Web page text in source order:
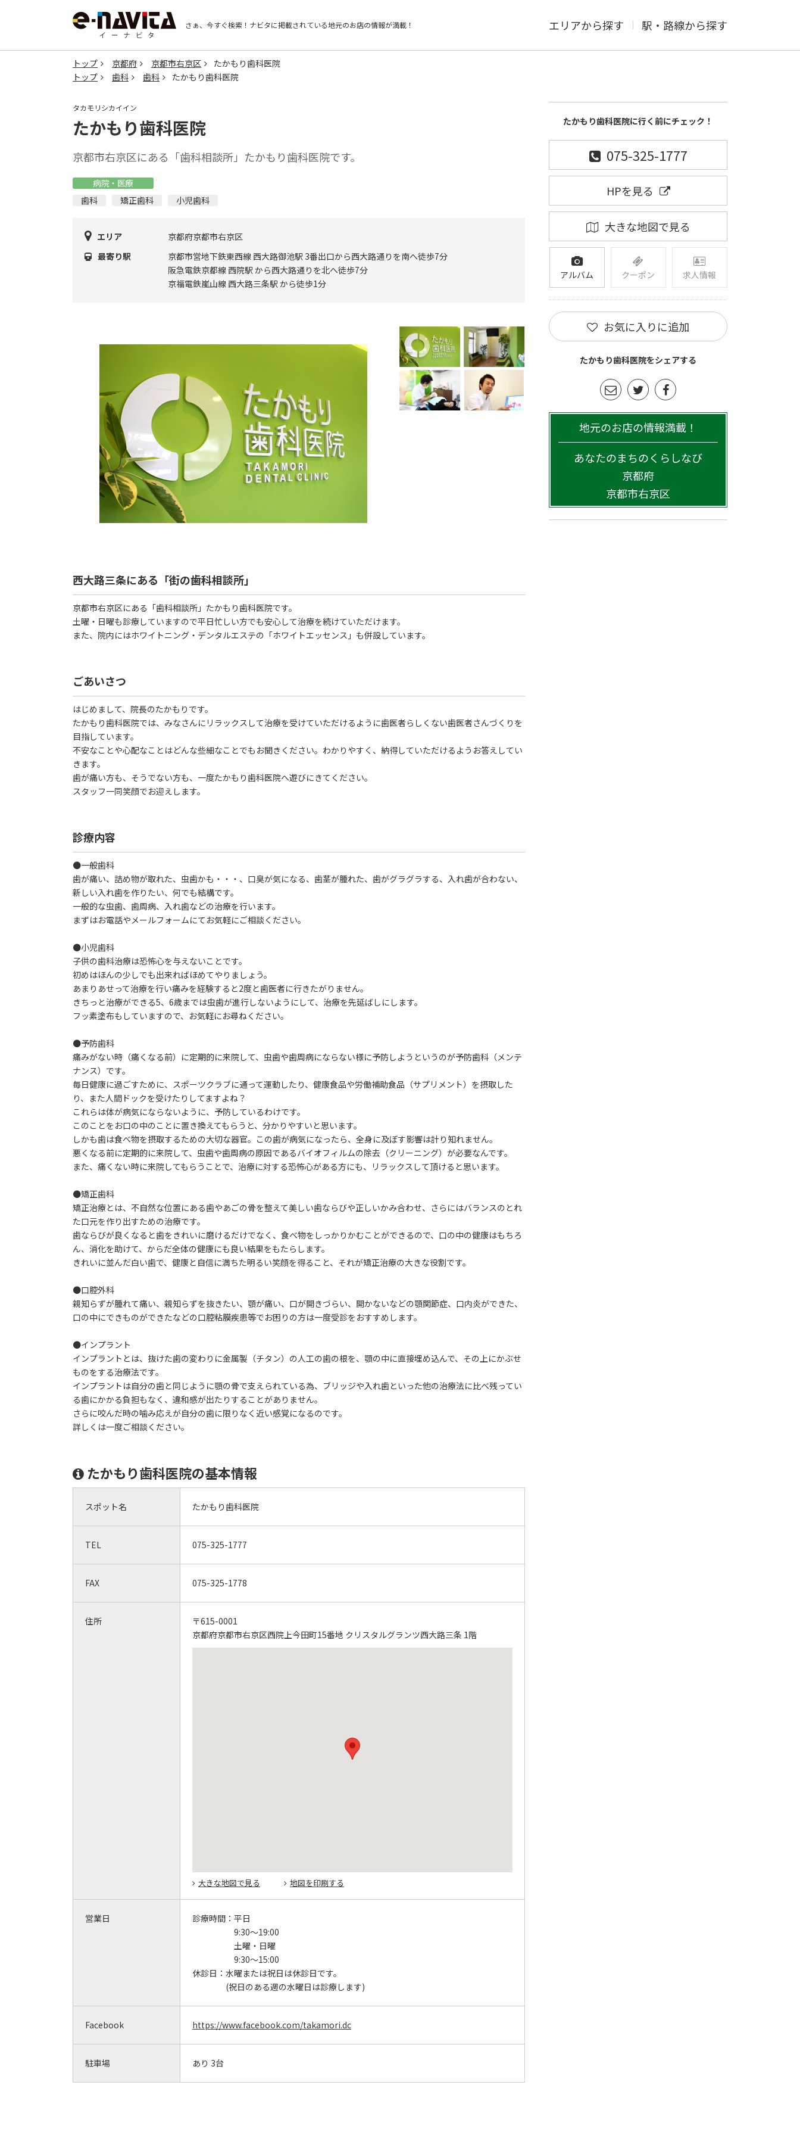
さぁ、今すぐ検索！ ナビタに掲載されている地元のお店の情報が満載！ エリアから探す 駅・路線から探す
トップ 京都府 京都市右京区
たかもり歯科医院
トップ
歯科 歯科 たかもり歯科医院
タカモリシカイイン
たかもり歯科医院
京都市右京区にある「歯科相談所」たかもり歯科医院です。
病院・医療
歯科
矯正歯科 小児歯科
エリア
京都府京都市右京区
最寄り駅
京都市営地下鉄東西線 西大路御池駅 3番出口から西大路通りを南へ徒歩7分
阪急電鉄京都線 西院駅 から西大路通りを北へ徒歩7分
京福電鉄嵐山線 西大路三条駅 から徒歩1分
西大路三条にある「街の歯科相談所」
京都市右京区にある「歯科相談所」たかもり歯科医院です。
土曜・日曜も診療していますので平日忙しい方でも安心して治療を続けていただけます。
また、院内にはホワイトニング・デンタルエステの「ホワイトエッセンス」も併設しています。
ごあいさつ
はじめまして、院長のたかもりです。
たかもり歯科医院では、みなさんにリラックスして治療を受けていただけるように歯医者らしくない歯医者さんづくりを
目指しています。
不安なことや心配なことはどんな些細なことでもお聞きください。わかりやすく、納得していただけるようお答えしてい
きます。
歯が痛い方も、そうでない方も、一度たかもり歯科医院へ遊びにきてください。
スタッフ一同笑顔でお迎えします。
診療内容
●一般歯科
歯が痛い、詰め物が取れた、虫歯かも・・・、口臭が気になる、歯茎が腫れた、歯がグラグラする、入れ歯が合わない、
新しい入れ歯を作りたい、何でも結構です。
一般的な虫歯、歯周病、入れ歯などの治療を行います。
まずはお電話やメールフォームにてお気軽にご相談ください。
●小児歯科
子供の歯科治療は恐怖心を与えないことです。
初めはほんの少しでも出来ればほめてやりましょう。
あまりあせって治療を行い痛みを経験すると2度と歯医者に行きたがりません。
きちっと治療ができる5、6歳までは虫歯が進行しないようにして、治療を先延ばしにします。
フッ素塗布もしていますので、お気軽にお尋ねください。
●予防歯科
痛みがない時（痛くなる前）に定期的に来院して、虫歯や歯周病にならない様に予防しようというのが予防歯科（メンテ
ナンス）です。
毎日健康に過ごすために、スポーツクラブに通って運動したり、健康食品や労働補助食品（サプリメント）を摂取した
り、また人間ドックを受けたりしてますよね？
これらは体が病気にならないように、予防しているわけです。
このことをお口の中のことに置き換えてもらうと、分かりやすいと思います。
しかも歯は食べ物を摂取するための大切な器官。この歯が病気になったら、全身に及ぼす影響は計り知れません。
悪くなる前に定期的に来院して、虫歯や歯周病の原因であるバイオフィルムの除去（クリーニング）が必要なんです。
また、痛くない時に来院してもらうことで、治療に対する恐怖心がある方にも、リラックスして頂けると思います。
●矯正歯科
矯正治療とは、不自然な位置にある歯やあごの骨を整えて美しい歯ならびや正しいかみ合わせ、さらにはバランスのとれ
た口元を作り出すための治療です。
歯ならびが良くなると歯をきれいに磨けるだけでなく、食べ物をしっかりかむことができるので、口の中の健康はもちろ
ん、消化を助けて、からだ全体の健康にも良い結果をもたらします。
きれいに並んだ白い歯で、健康と自信に満ちた明るい笑顔を得ること、それが矯正治療の大きな役割です。
●口腔外科
親知らずが腫れて痛い、親知らずを抜きたい、顎が痛い、口が開きづらい、開かないなどの顎関節症、口内炎ができた、
口の中にできものができたなどの口腔粘膜疾患等でお困りの方は一度受診をおすすめします。
●インプラント
インプラントとは、抜けた歯の変わりに金属製（チタン）の人工の歯の根を、顎の中に直接埋め込んで、その上にかぶせ
ものをする治療法です。
インプラントは自分の歯と同じように顎の骨で支えられている為、ブリッジや入れ歯といった他の治療法に比べ残ってい
る歯にかかる負担もなく、違和感が出たりすることがありません。
さらに咬んだ時の噛み応えが自分の歯に限りなく近い感覚になるのです。
詳しくは一度ご相談ください。
たかもり歯科医院の基本情報
スポット名 たかもり歯科医院
TEL 075-325-1777
FAX 075-325-1778
住所
〒615-0001
京都府京都市右京区西院上今田町15番地 クリスタルグランツ西大路三条 1階
大きな地図で見る 地図を印刷する
営業日 診療時間： 平日
9:30～19:00
土曜・日曜
9:30～15:00
休診日： 水曜または祝日は休診日です。
(祝日のある週の水曜日は診療します)
Facebook https://www.facebook.com/takamori.dc
駐車場 あり 3台
たかもり歯科医院に行く前にチェック！
075-325-1777
HPを見る
大きな地図で見る
アルバム クーポン 求人情報
お気に入りに追加
たかもり歯科医院をシェアする
地元のお店の情報満載！
あなたのまちのくらしなび
京都府
京都市右京区